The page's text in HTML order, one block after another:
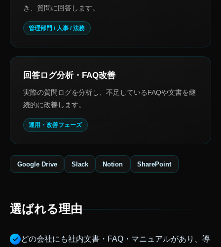
き、質問に回答します。
管理部門 / 人事 / 法務
回答ログ分析・FAQ改善
実際の質問ログを分析し、不足しているFAQや文書を継
続的に改善します。
運用・改善フェーズ
Google Drive Slack Notion SharePoint
選ばれる理由
どの会社にも社内文書・FAQ・マニュアルがあり、導